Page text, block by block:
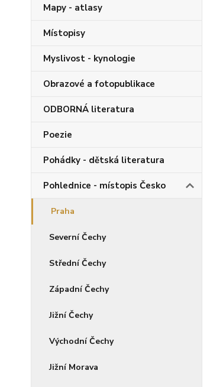
Mapy - atlasy
Místopisy
Myslivost - kynologie
Obrazové a fotopublikace
ODBORNÁ literatura
Poezie
Pohádky - dětská literatura
Pohlednice - místopis Česko
Praha
Severní Čechy
Střední Čechy
Západní Čechy
Jižní Čechy
Východní Čechy
Jižní Morava